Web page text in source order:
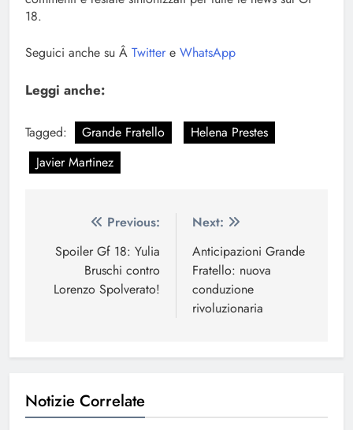
18.
Seguici anche su Â Twitter e WhatsApp
Leggi anche:
Tagged: Grande Fratello
Helena Prestes
Javier Martinez
Navigazione
articoli
Previous:
Spoiler Gf 18: Yulia
Bruschi contro
Lorenzo Spolverato!
Next:
Anticipazioni Grande
Fratello: nuova
conduzione
rivoluzionaria
Notizie Correlate